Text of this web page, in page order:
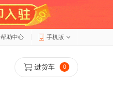
帮助中心 手机版
进货车 0